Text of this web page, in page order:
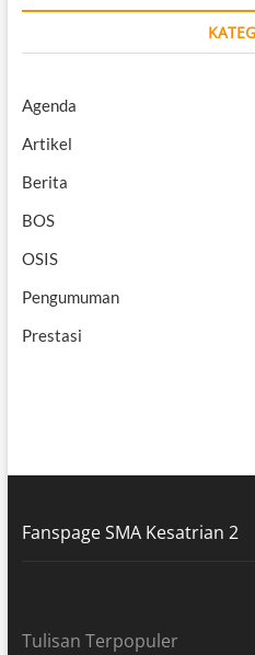
Agenda
Artikel
Berita
BOS
OSIS
Pengumuman
Prestasi
Fanspage SMA Kesatrian 2
Tulisan Terpopuler